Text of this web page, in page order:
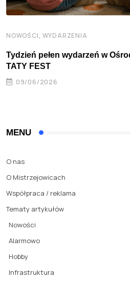
NOWOŚCI, WYDARZENIA
Tydzień pełen wydarzeń w
TATY FEST
09/06/2026
MENU
O nas
O Mistrzejowicach
Współpraca / reklama
Tematy artykułów
Nowości
Alarmowo
Hobby
Infrastruktura